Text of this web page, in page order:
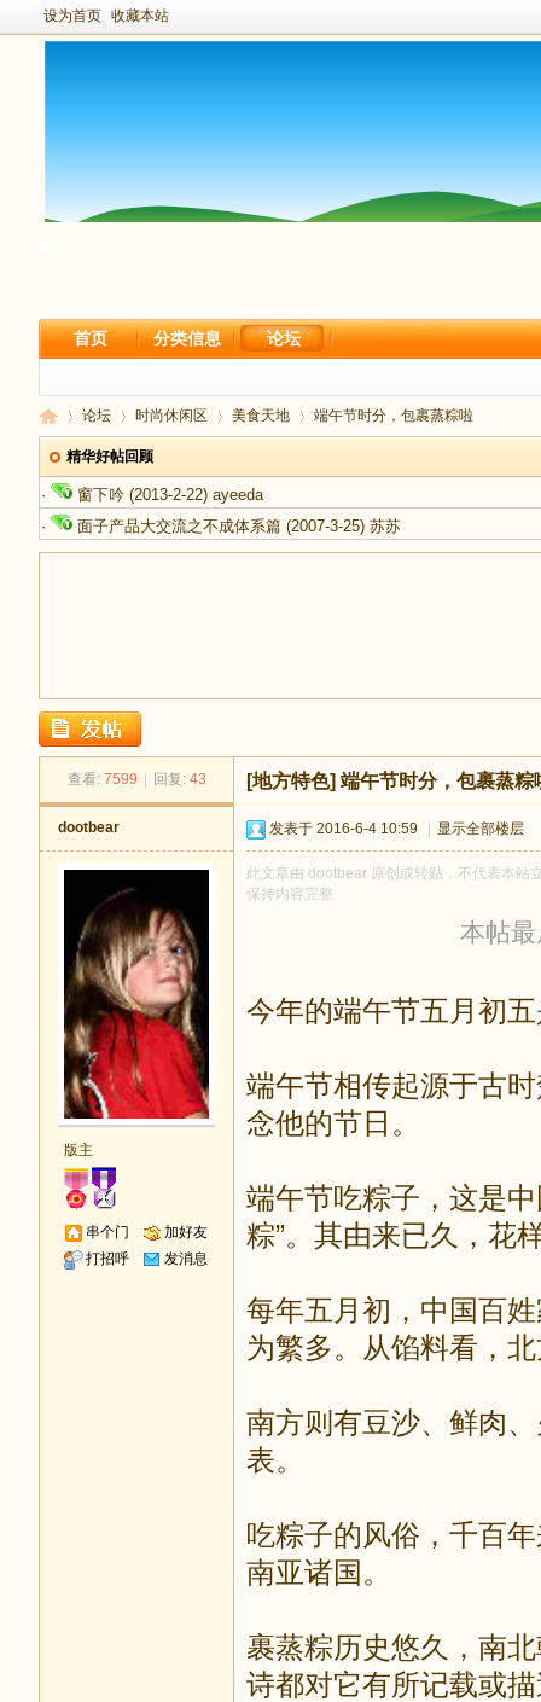
设为首页 收藏本站
首页 分类信息 论坛
新
足
›
论坛
›
时尚休闲区
›
美食天地
›
端午节时分，包裹蒸粽啦
精华好帖回顾
· 窗下吟 (2013-2-22) ayeeda
·
面子产品大交流之不成体系篇 (2007-3-25) 苏苏
查看: 7599 回复: 43 [地方特色] 端午节时分，包裹蒸粽
dootbear
版主
串个门
加好友
打招呼
发消息
发表于 2016-6-4 10:59 显示全部楼层
此文章由 dootbear 原创或转贴，不代表本站
保持内容完整
本帖
今年的端午节五月初
端午节相传起源于古
念他的节日。
端午节吃粽子，这是
粽”。其由来已久，花
每年五月初，中国百
为繁多。从馅料看，
南方则有豆沙、鲜肉
表。
吃粽子的风俗，千百
南亚诸国。
裹蒸粽历史悠久，南
诗都对它有所记载或